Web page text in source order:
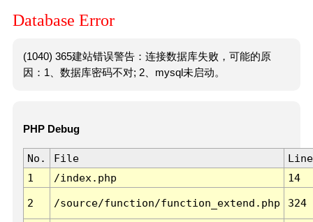
Database Error
(1040) 365建站错误警告：连接数据库失败，可能的原
因：1、数据库密码不对; 2、mysql未启动。
PHP Debug
No. File
Line
1
/index.php 14
2 /source/function/function_extend.php 324